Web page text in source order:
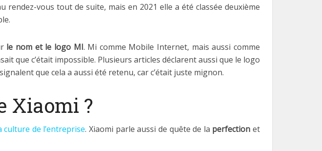
rendez-vous tout de suite, mais en 2021 elle a été classée deuxième
le nom et le logo MI. Mi comme Mobile Internet, mais aussi comme
que c’était impossible. Plusieurs articles déclarent aussi que le logo
que cela a aussi été retenu, car c’était juste mignon.
Xiaomi ?
culture de l’entreprise. Xiaomi parle aussi de quête de la perfection et